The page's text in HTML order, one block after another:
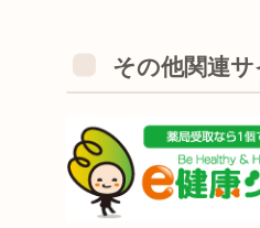
その他関連サ